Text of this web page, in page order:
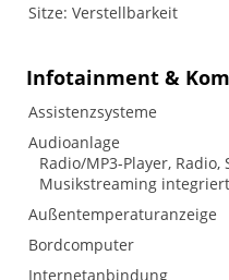
Sitze: Verstellbarkeit
Infotainment &
Assistenzsysteme
Audioanlage
Radio/MP3-Player,
Musikstreaming
Außentemperaturanzeige
Bordcomputer
Internetanbindung